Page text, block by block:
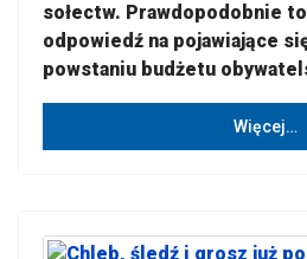
sołectw. Prawdopodobnie
odpowiedź na pojawiające
powstaniu budżetu
Więcej…